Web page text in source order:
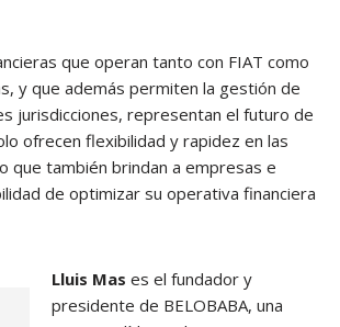
que operan tanto con FIAT como
y que además permiten la gestión de
jurisdicciones, representan el futuro de
ofrecen flexibilidad y rapidez en las
que también brindan a empresas e
de optimizar su operativa financiera
Lluis Mas es el fundador y
presidente de BELOBABA, una